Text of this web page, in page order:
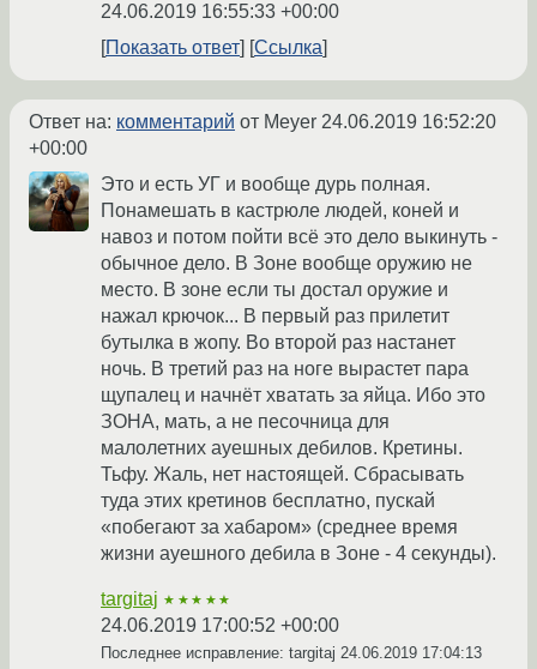
24.06.2019 16:55:33 +00:00
Показать ответ
Ссылка
Ответ на: комментарий от Meyer 24.06.2019 16:52:20
+00:00
Это и есть УГ и вообще дурь полная.
Понамешать в кастрюле людей, коней и
навоз и потом пойти всё это дело выкинуть -
обычное дело. В Зоне вообще оружию не
место. В зоне если ты достал оружие и
нажал крючок... В первый раз прилетит
бутылка в жопу. Во второй раз настанет
ночь. В третий раз на ноге вырастет пара
щупалец и начнёт хватать за яйца. Ибо это
ЗОНА, мать, а не песочница для
малолетних ауешных дебилов. Кретины.
Тьфу. Жаль, нет настоящей. Сбрасывать
туда этих кретинов бесплатно, пускай
«побегают за хабаром» (среднее время
жизни ауешного дебила в Зоне - 4 секунды).
targitaj ★★★★★
24.06.2019 17:00:52 +00:00
Последнее исправление: targitaj 24.06.2019 17:04:13